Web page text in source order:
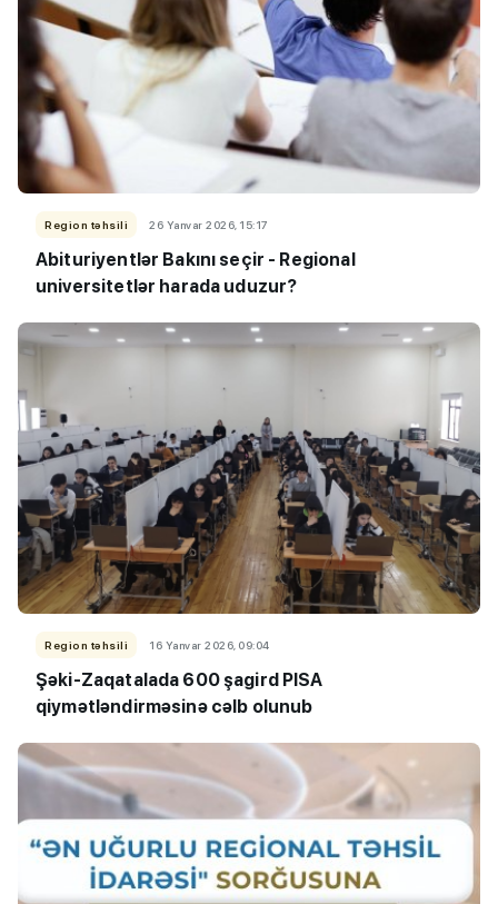
Region təhsili 26 Yanvar 2026, 15:17
Abituriyentlər Bakını seçir - Regional
universitetlər harada uduzur?
Region təhsili 16 Yanvar 2026, 09:04
Şəki-Zaqatalada 600 şagird PISA
qiymətləndirməsinə cəlb olunub